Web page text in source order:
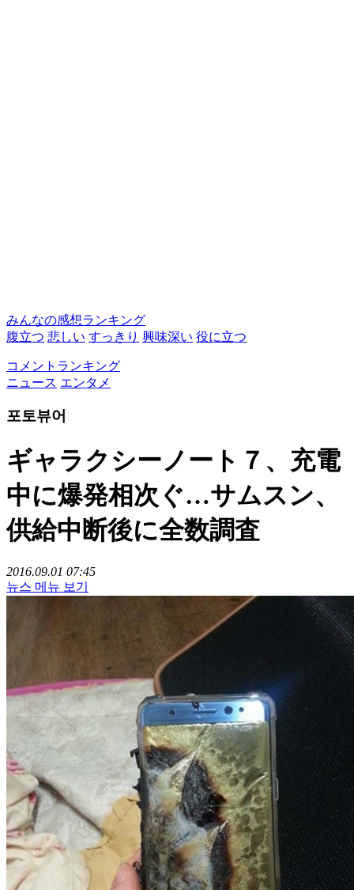
みんなの感想ランキング
腹立つ 悲しい すっきり 興味深い 役に立つ
コメントランキング
ニュース エンタメ
포토뷰어
ギャラクシーノート７、充電
中に爆発相次ぐ…サムスン、
供給中断後に全数調査
2016.09.01 07:45
뉴스 메뉴 보기